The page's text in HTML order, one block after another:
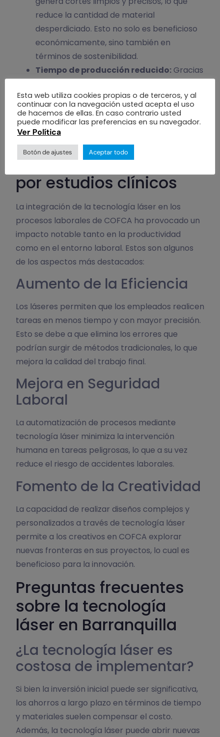
reduce la cantidad de material
desperdiciado. Esto no solo es beneficioso
económicamente, sino también en
términos de sostenibilidad.
Tiempo de producción reducido: Gracias
tecnología láser disminuye los tiempos de
producción, lo que se traduce en un
aumento de la productividad.
Equipos de alta
precisión respaldados
por estudios clínicos
La integración de la tecnología láser en los
procesos laborales de COFCA ha provocado un
impacto notable tanto en la productividad
como en el entorno laboral. Estos son algunos
de los aspectos más destacados:
Aumento de la Eficiencia
Los láseres permiten que los empleados realicen
tareas en menos tiempo y con mayor precisión.
Esto se debe a que elimina los errores que
podrían surgir de métodos tradicionales, lo que
mejora la calidad del trabajo final.
Mejora en Seguridad
Laboral
La automatización de procesos mediante
tecnología láser minimiza la intervención
humana en tareas peligrosas, lo que a su vez
reduce el riesgo de accidentes laborales.
Fomento de la Creatividad
La capacidad de realizar diseños complejos y
personalizados a través de tecnología láser
permite a los creativos en COFCA explorar
nuevas fronteras en sus proyectos, lo cual es
beneficioso para la innovación.
Preguntas frecuentes
sobre la tecnología
láser en Barranquilla
¿La tecnología láser es
costosa de implementar?
Si bien la inversión inicial puede ser significativa,
los ahorros a largo plazo en términos de tiempo
y materiales suelen compensar el costo.
Además, la tecnología láser puede abrir nuevas
Esta web utiliza cookies propias o de terceros, y al
continuar con la navegación usted acepta el uso
de hacemos de ellas. En caso contrario usted
puede modificar las preferencias en su navegador.
Ver Política
Botón de ajustes Aceptar todo